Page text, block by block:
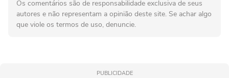
Os comentários são de responsabilidade exclusiva de seus
autores e não representam a opinião deste site. Se achar algo
que viole os termos de uso, denuncie.
PUBLICIDADE